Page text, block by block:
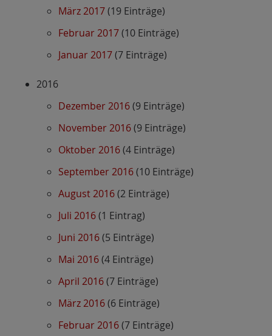
März 2017(19 Einträge)
Februar 2017(10 Einträge)
Januar 2017(7 Einträge)
2016
Dezember 2016(9 Einträge)
November 2016(9 Einträge)
Oktober 2016(4 Einträge)
September 2016(10 Einträge)
August 2016(2 Einträge)
Juli 2016(1 Eintrag)
Juni 2016(5 Einträge)
Mai 2016(4 Einträge)
April 2016(7 Einträge)
März 2016(6 Einträge)
Februar 2016(7 Einträge)